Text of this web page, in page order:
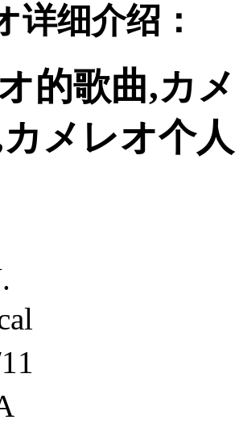
详细介绍：
的歌曲,カ
メレオ个